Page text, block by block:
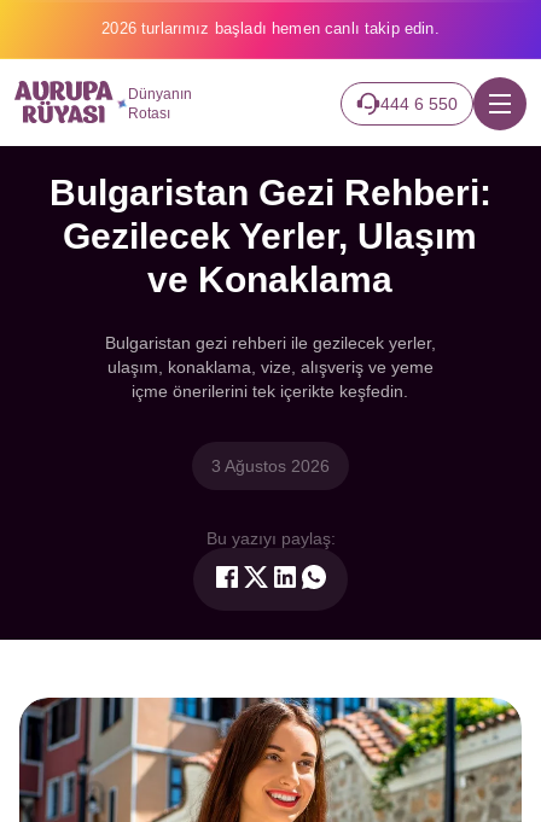
Binlerce gezginin hayali gerçek oluyor.
Dünyanın
Rotası
444 6 550
Bulgaristan Gezi Rehberi:
Gezilecek Yerler, Ulaşım
ve Konaklama
Bulgaristan gezi rehberi ile gezilecek yerler,
ulaşım, konaklama, vize, alışveriş ve yeme
içme önerilerini tek içerikte keşfedin.
3 Ağustos 2026
Bu yazıyı paylaş: